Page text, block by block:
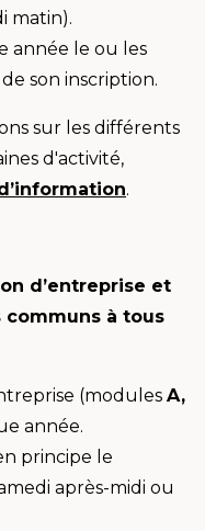
matin).
année le ou les
son inscription.
sur les différents
d'activité,
.
d’entreprise et
à tous
(modules A,
année.
principe le
après-midi ou